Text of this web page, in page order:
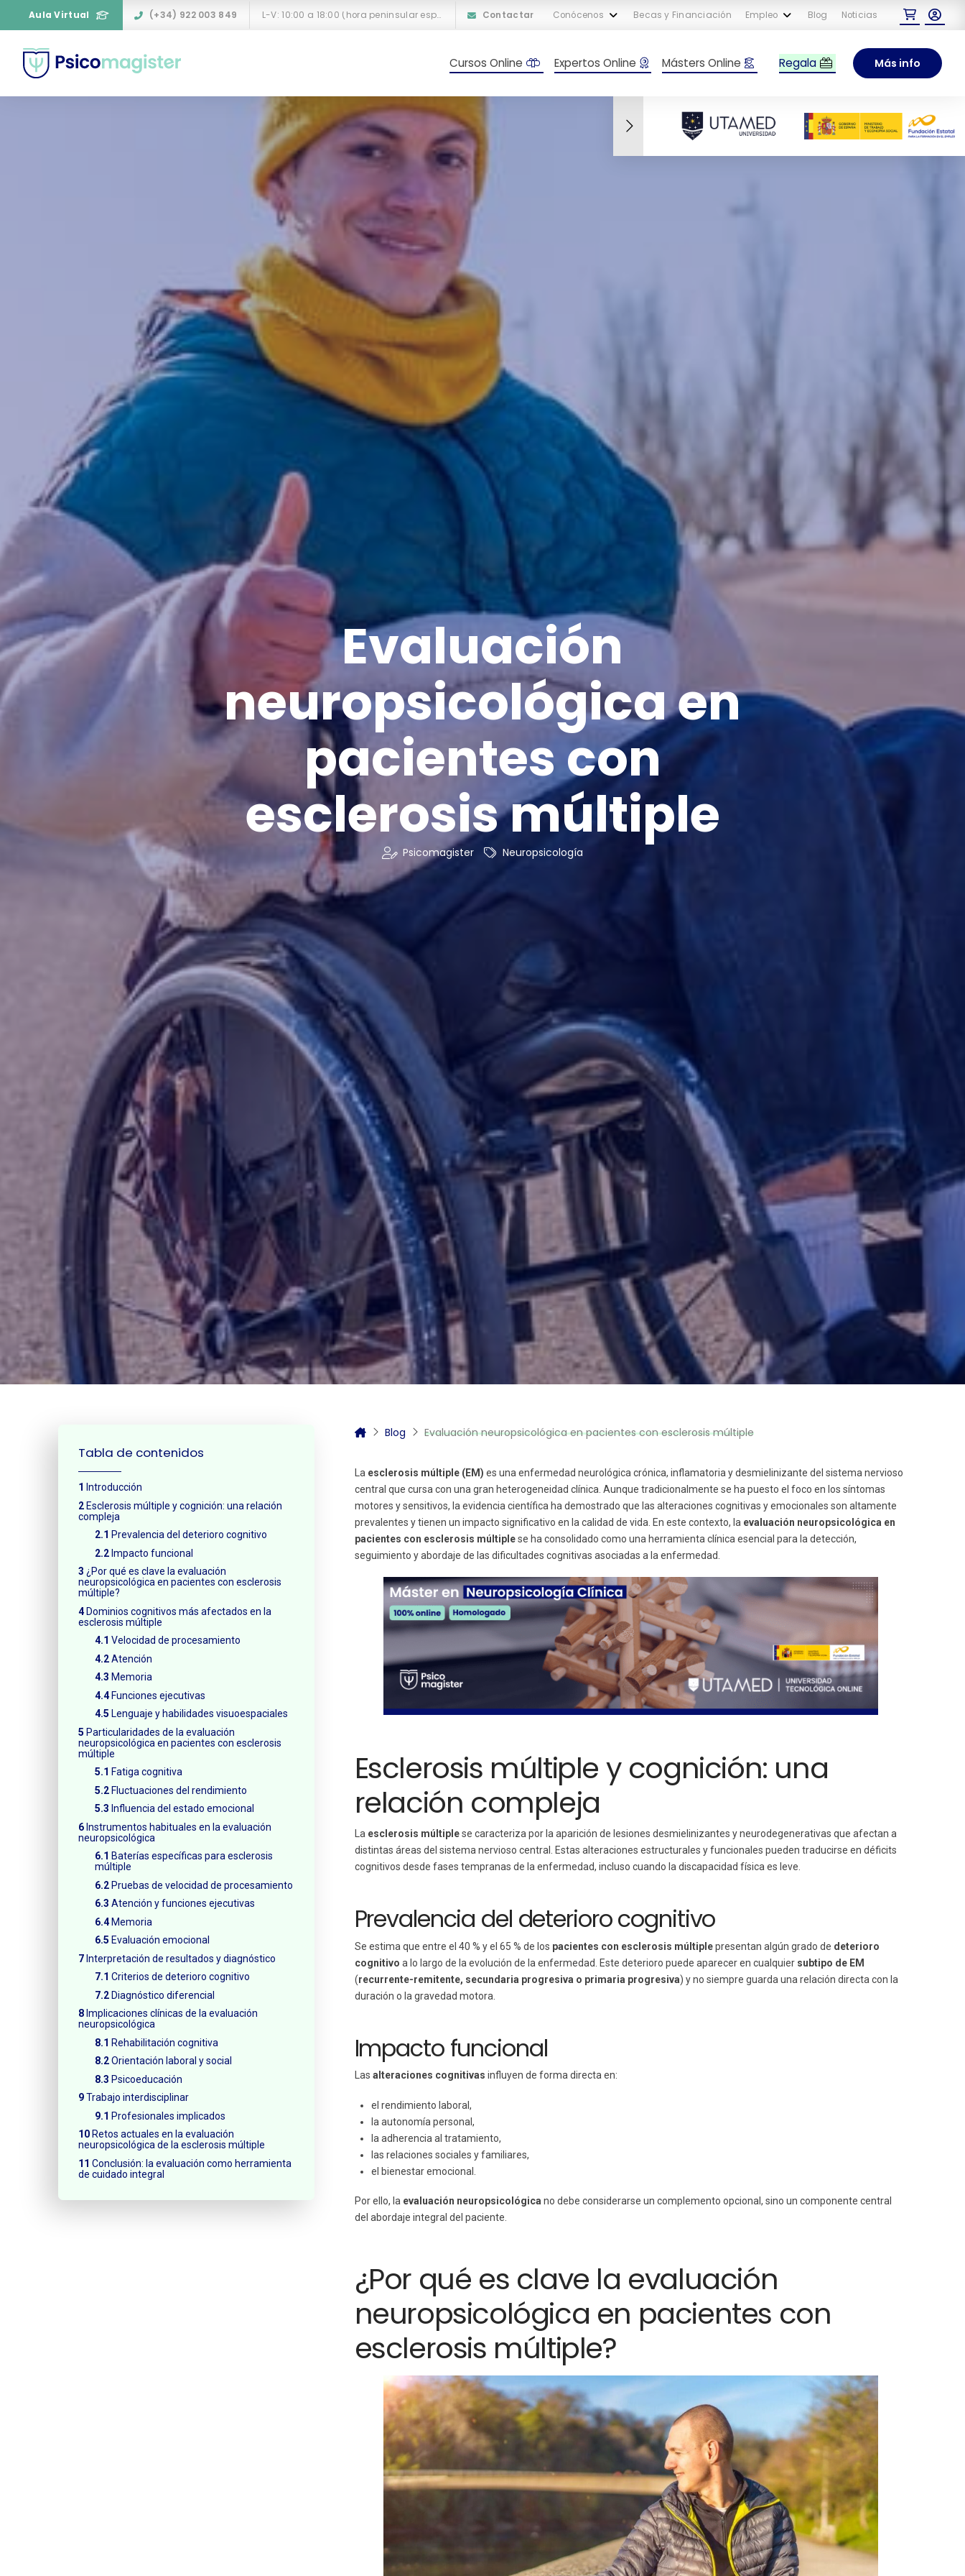
Aula Virtual (+34) 922 003 849 L-V: 10:00 a 18:00 (hora peninsular española) Contactar Conócenos Becas y Financiación Empleo Blog Noticias
Cursos Online Expertos Online Másters Online Regala Más info
Evaluación
neuropsicológica en
pacientes con
esclerosis múltiple
Psicomagister Neuropsicología
Tabla de contenidos
Introducción
Esclerosis múltiple y cognición: una relación
compleja
Prevalencia del deterioro cognitivo
Impacto funcional
¿Por qué es clave la evaluación
neuropsicológica en pacientes con esclerosis
múltiple?
Dominios cognitivos más afectados en la
esclerosis múltiple
Velocidad de procesamiento
Atención
Memoria
Funciones ejecutivas
Lenguaje y habilidades visuoespaciales
Particularidades de la evaluación
neuropsicológica en pacientes con esclerosis
múltiple
Fatiga cognitiva
Fluctuaciones del rendimiento
Influencia del estado emocional
Instrumentos habituales en la evaluación
neuropsicológica
Baterías específicas para esclerosis
múltiple
Pruebas de velocidad de procesamiento
Atención y funciones ejecutivas
Memoria
Evaluación emocional
Interpretación de resultados y diagnóstico
Criterios de deterioro cognitivo
Diagnóstico diferencial
Implicaciones clínicas de la evaluación
neuropsicológica
Rehabilitación cognitiva
Orientación laboral y social
Psicoeducación
Trabajo interdisciplinar
Profesionales implicados
Retos actuales en la evaluación
neuropsicológica de la esclerosis múltiple
Conclusión: la evaluación como herramienta
de cuidado integral
Blog Evaluación neuropsicológica en pacientes con esclerosis múltiple
La esclerosis múltiple (EM) es una enfermedad neurológica crónica, inflamatoria y desmielinizante del sistema nervioso
central que cursa con una gran heterogeneidad clínica. Aunque tradicionalmente se ha puesto el foco en los síntomas
motores y sensitivos, la evidencia científica ha demostrado que las alteraciones cognitivas y emocionales son altamente
prevalentes y tienen un impacto significativo en la calidad de vida. En este contexto, la evaluación neuropsicológica en
pacientes con esclerosis múltiplese ha consolidado como una herramienta clínica esencial para la detección,
seguimiento y abordaje de las dificultades cognitivas asociadas a la enfermedad.
Esclerosis múltiple y cognición: una
relación compleja
La esclerosis múltiplese caracteriza por la aparición de lesiones desmielinizantes y neurodegenerativas que afectan a
distintas áreas del sistema nervioso central. Estas alteraciones estructurales y funcionales pueden traducirse en déficits
cognitivos desde fases tempranas de la enfermedad, incluso cuando la discapacidad física es leve.
Prevalencia del deterioro cognitivo
Se estima que entre el 40 % y el 65 % de los pacientes con esclerosis múltiplepresentan algún grado de deterioro
cognitivo a lo largo de la evolución de la enfermedad. Este deterioro puede aparecer en cualquier subtipo de EM
(recurrente-remitente, secundaria progresiva o primaria progresiva) y no siempre guarda una relación directa con la
duración o la gravedad motora.
Impacto funcional
Las alteraciones cognitivas influyen de forma directa en:
el rendimiento laboral,
la autonomía personal,
la adherencia al tratamiento,
las relaciones sociales y familiares,
el bienestar emocional.
Por ello, la evaluación neuropsicológica no debe considerarse un complemento opcional, sino un componente central
del abordaje integral del paciente.
¿Por qué es clave la evaluación
neuropsicológica en pacientes con
esclerosis múltiple?